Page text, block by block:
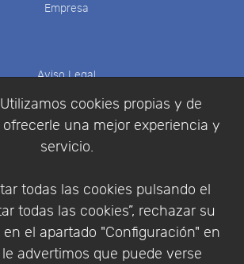
cookies propias y de
una mejor experiencia y
servicio.
todas las cookies pulsando el
todas las cookies”, rechazar su
el apartado "Configuración" en
advertimos que puede verse
Empresa
Aviso Legal
Política de Privacidad
Condiciones de compra
Identificarse